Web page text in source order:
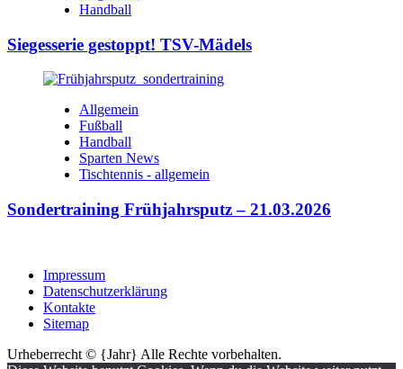
Handball
Siegesserie gestoppt! TSV-Mädels
Allgemein
Fußball
Handball
Sparten News
Tischtennis - allgemein
Sondertraining Frühjahrsputz – 21.03.2026
Impressum
Datenschutzerklärung
Kontakte
Sitemap
Urheberrecht © {Jahr} Alle Rechte vorbehalten.